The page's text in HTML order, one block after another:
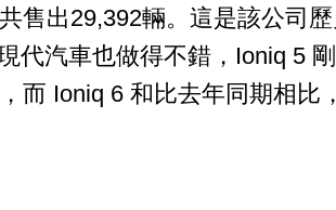
售出29,392輛。這是該公司
代汽車也做得不錯，Ioniq 5
而 Ioniq 6 和比去年同期相比